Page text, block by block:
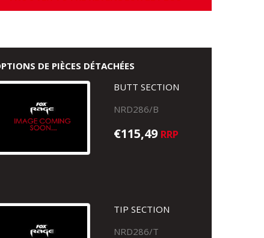
DE PIÈCES DÉTACHÉES
BUTT SECTION
NRD286/B
€115,49 RRP
TIP SECTION
NRD286/T